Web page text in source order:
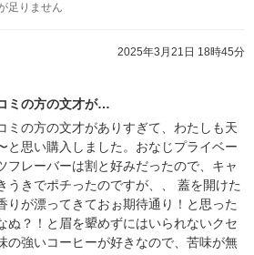
足りません
2025年3月21日 18時45分
ミの方の文才が…
ミの方の文才がありすぎて、わたしも天
と思い購入しました。おなじプライベー
フレーバーは割と好みだったので、キャ
うきでポチったのですが、、 蓋を開けた
りが漂ってきておぉ期待通り！と思った
ぬ？！と眉を顰めずにはいられないクセ
の強いコーヒーが好きなので、苦味が無